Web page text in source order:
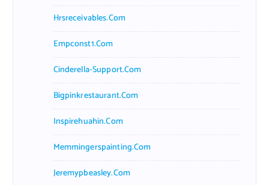
Hrsreceivables.com
Empconst1.com
Cinderella-Support.com
Bigpinkrestaurant.com
Inspirehuahin.com
Memmingerspainting.com
Jeremypbeasley.com